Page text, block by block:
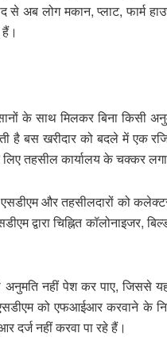
से अब लोग मकान, प्लाट, फार्म
के साथ मिलकर बिना किसी
बस खरीदार को बदले में एक
तहसील कार्यालय के चक्कर
और तहसीलदारों को
द्वारा चिह्नित कॉलोनाइजर,
अनुमति नहीं पेश कर पाए, जिससे
को एफआईआर करवाने के
नहीं करवा पा रहे हैं।